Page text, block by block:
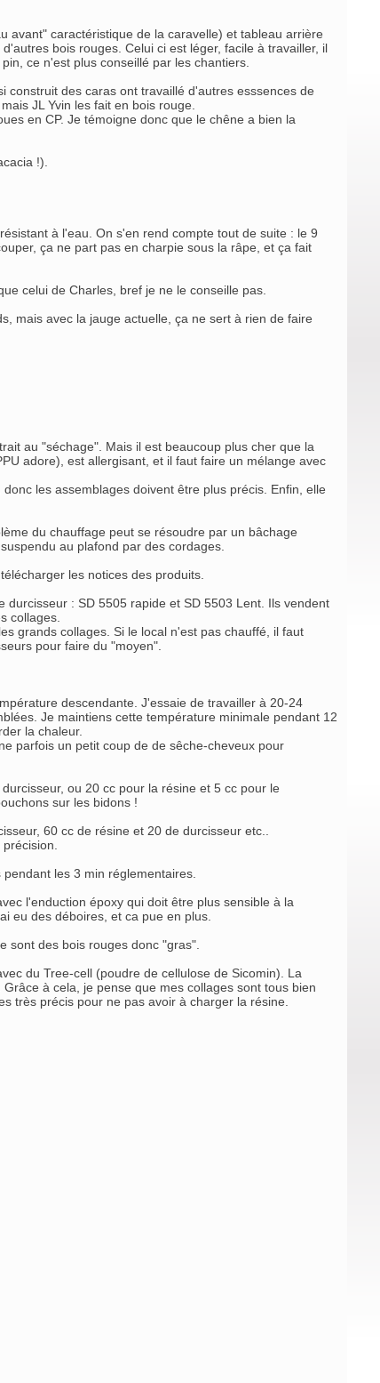
avant" caractéristique de la caravelle) et tableau arrière
bois rouges. Celui ci est léger, facile à travailler, il
ce n'est plus conseillé par les chantiers.
construit des caras ont travaillé d'autres esssences de
JL Yvin les fait en bois rouge.
en CP. Je témoigne donc que le chêne a bien la
!).
à l'eau. On s'en rend compte tout de suite : le 9
ça ne part pas en charpie sous la râpe, et ça fait
celui de Charles, bref je ne le conseille pas.
mais avec la jauge actuelle, ça ne sert à rien de faire
au "séchage". Mais il est beaucoup plus cher que la
adore), est allergisant, et il faut faire un mélange avec
les assemblages doivent être plus précis. Enfin, elle
du chauffage peut se résoudre par un bâchage
au plafond par des cordages.
les notices des produits.
: SD 5505 rapide et SD 5503 Lent. Ils vendent
collages.
grands collages. Si le local n'est pas chauffé, il faut
pour faire du "moyen".
descendante. J'essaie de travailler à 20-24
Je maintiens cette température minimale pendant 12
la chaleur.
parfois un petit coup de de sêche-cheveux pour
ou 20 cc pour la résine et 5 cc pour le
sur les bidons !
60 cc de résine et 20 de durcisseur etc..
les 3 min réglementaires.
l'enduction époxy qui doit être plus sensible à la
eu des déboires, et ca pue en plus.
sont des bois rouges donc "gras".
du Tree-cell (poudre de cellulose de Sicomin). La
à cela, je pense que mes collages sont tous bien
très précis pour ne pas avoir à charger la résine.